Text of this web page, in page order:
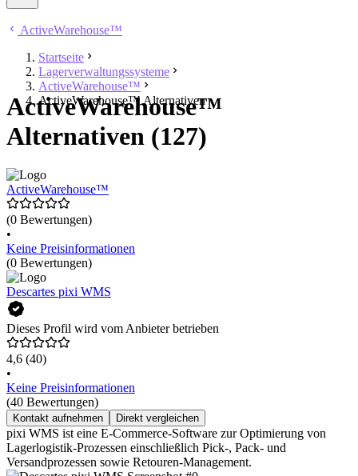
ActiveWarehouse™
Startseite
Lagerverwaltungssysteme
ActiveWarehouse™
ActiveWarehouse™ Alternativen
ActiveWarehouse™
Alternativen (127)
ActiveWarehouse™
(0 Bewertungen)
•
Keine Preisinformationen
(0 Bewertungen)
Descartes pixi WMS
Dieses Profil wird vom Anbieter betrieben
4,6 (40)
•
Keine Preisinformationen
(40 Bewertungen)
Kontakt aufnehmen Direkt vergleichen
pixi WMS ist eine E-Commerce-Software zur Optimierung von
Lagerlogistik-Prozessen einschließlich Pick-, Pack- und
Versandprozessen sowie Retouren-Management.